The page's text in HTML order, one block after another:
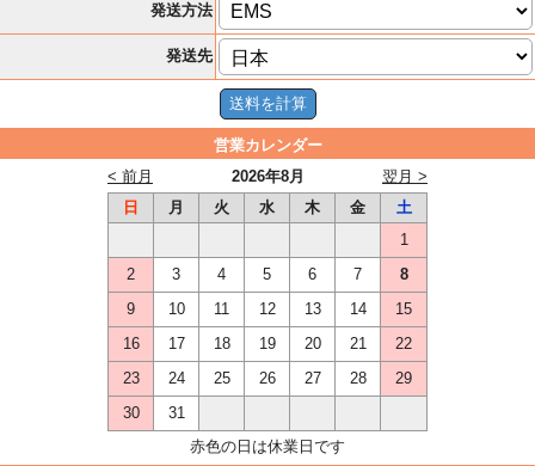
発送方法
発送先
営業カレンダー
2026年8月
< 前月
翌月 >
日
月 火 水 木 金
土
1
2
3 4 5 6 7
8
9
10 11 12 13 14
15
16
17 18 19 20 21
22
23
24 25 26 27 28
29
30
31
赤色の日は休業日です